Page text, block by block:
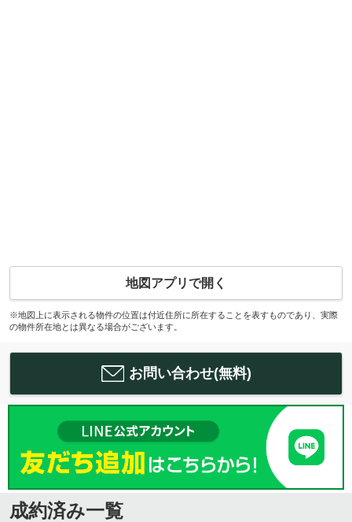
地図アプリで開く
※地図上に表示される物件の位置は付近住所に所在することを表すものであり、実際
の物件所在地とは異なる場合がございます。
お問い合わせ(無料)
成約済み一覧